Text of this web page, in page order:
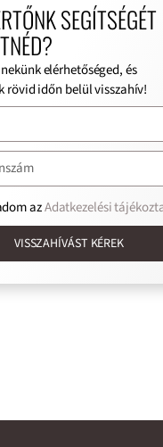
SEGÍTSÉGÉT
elérhetőséged, és
rövid időn belül visszahív!
azAdatkezelési
VISSZAHÍVÁST KÉREK